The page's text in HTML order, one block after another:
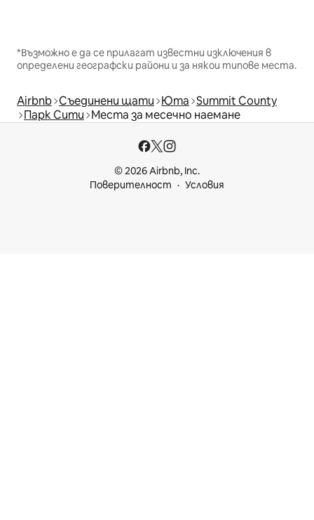
*Възможно е да се прилагат известни изключения в
определени географски райони и за някои типове места.
Airbnb Съединени щати Юта Summit County
Парк Сити Места за месечно наемане
© 2026 Airbnb, Inc.
Поверителност
Условия